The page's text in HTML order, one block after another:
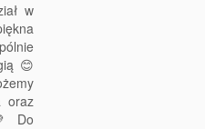
w
😊
oraz
Do